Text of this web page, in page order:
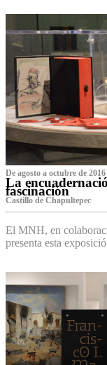
De agosto a octubre de 2016
La
fascinación
Castillo de Chapultepec
El MNH, en
presenta esta